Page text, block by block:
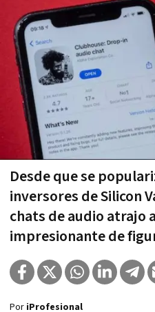
Desde que se
inversores de Silicon
chats de audio atrajo
impresionante de
Por iProfesional